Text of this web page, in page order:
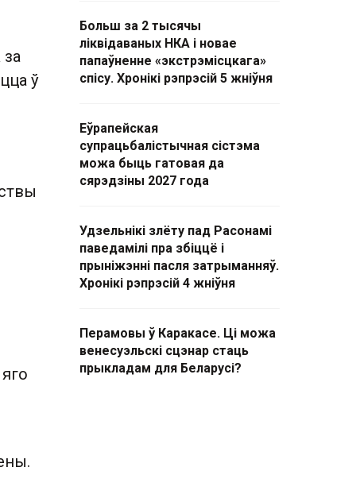
ў
Больш за 2 тысячы
ліквідаваных НКА і новае
папаўненне «экстрэмісцкага»
спісу. Хронікі рэпрэсій 5 жніўня
Еўрапейская
супрацьбалістычная сістэма
можа быць гатовая да
сярэдзіны 2027 года
Удзельнікі злёту пад Расонамі
паведамілі пра збіццё і
прыніжэнні пасля затрыманняў.
Хронікі рэпрэсій 4 жніўня
Перамовы ў Каракасе. Ці можа
венесуэльскі сцэнар стаць
прыкладам для Беларусі?